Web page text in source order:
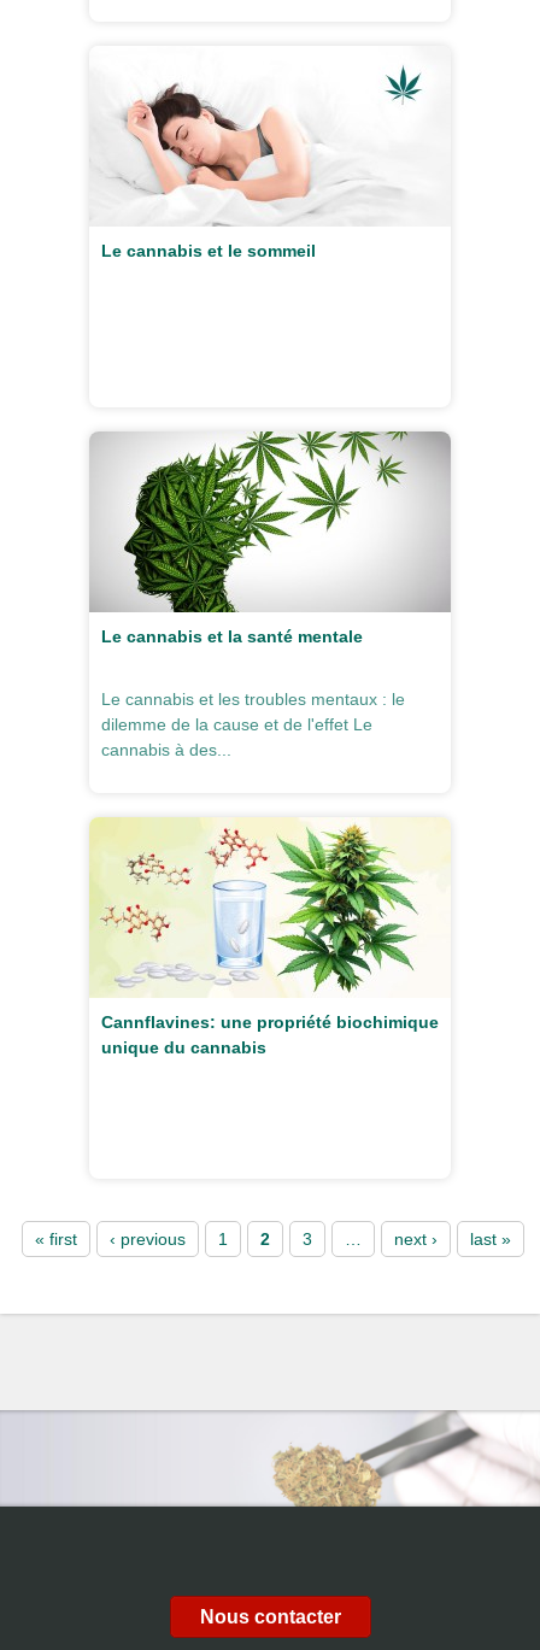
Le cannabis et le sommeil
Le cannabis et la santé mentale
Le cannabis et les troubles mentaux : le
dilemme de la cause et de l'effet Le
cannabis à des...
Cannflavines: une propriété biochimique
unique du cannabis
Pages
« first ‹ previous 1 2 3 next › last »
Nous contacter